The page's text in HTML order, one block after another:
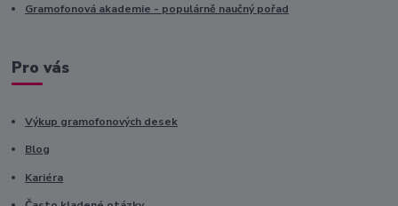
Gramofonová akademie - populárně naučný pořad
Pro vás
Výkup gramofonových desek
Blog
Kariéra